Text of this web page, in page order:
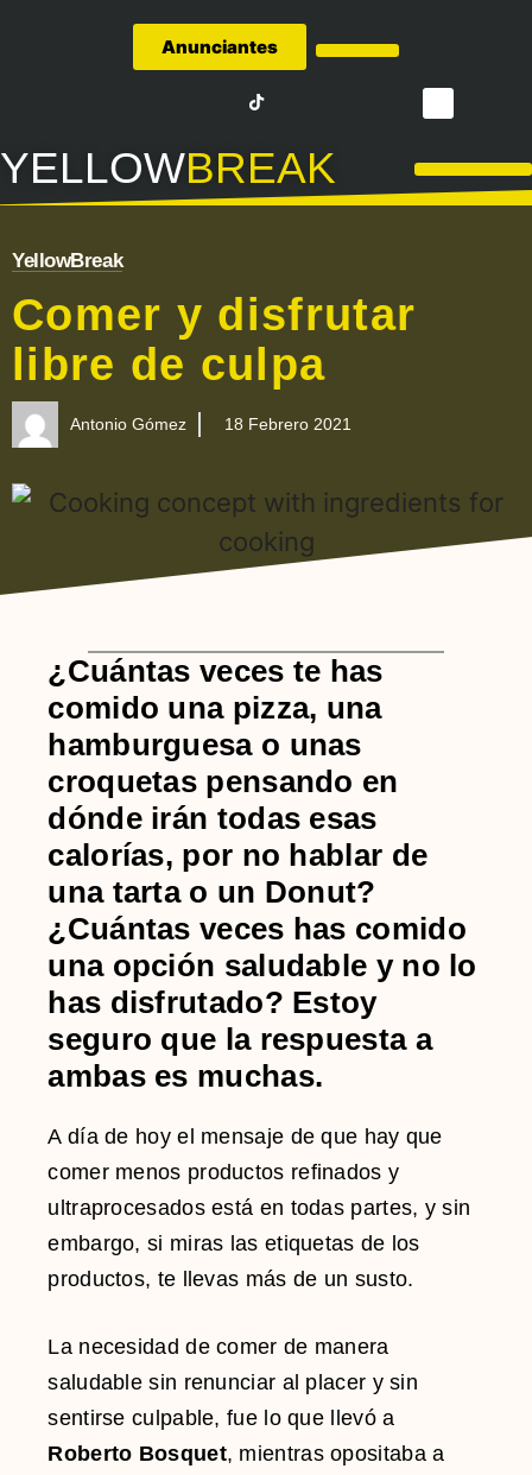
Anunciantes
YELLOWBREAK
YellowBreak
Comer y disfrutar
libre de culpa
Antonio Gómez 18 Febrero 2021
¿Cuántas veces te has
comido una pizza, una
hamburguesa o unas
croquetas pensando en
dónde irán todas esas
calorías, por no hablar de
una tarta o un Donut?
¿Cuántas veces has comido
una opción saludable y no lo
has disfrutado? Estoy
seguro que la respuesta a
ambas es muchas.
A día de hoy el mensaje de que hay que
comer menos productos refinados y
ultraprocesados está en todas partes, y sin
embargo, si miras las etiquetas de los
productos, te llevas más de un susto.
La necesidad de comer de manera
saludable sin renunciar al placer y sin
sentirse culpable, fue lo que llevó a
Roberto Bosquet, mientras opositaba a